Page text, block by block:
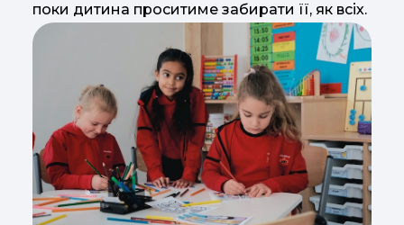
поки дитина проситиме забирати її, як всіх.